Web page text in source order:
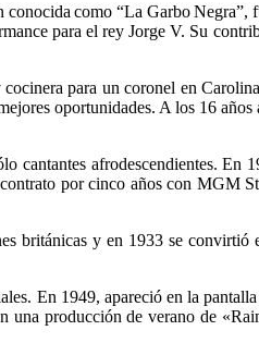
como “La Garbo Negra”,
para el rey Jorge V. Su
para un coronel en
oportunidades. A los 16
afrodescendientes. En
por cinco años con MGM
británicas y en 1933 se convirtió
En 1949, apareció en la
una producción de verano de